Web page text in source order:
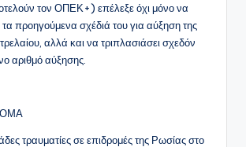
τον ΟΠΕΚ+) επέλεξε όχι μόνο να
προηγούμενα σχέδιά του για αύξηση της
αλλά και να τριπλασιάσει σχεδόν
αριθμό αύξησης.
τραυματίες σε επιδρομές της Ρωσίας στο